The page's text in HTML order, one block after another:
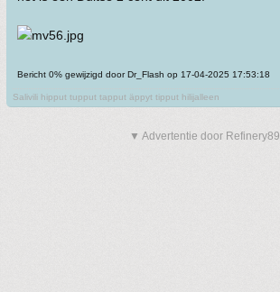
Bericht 0% gewijzigd door Dr_Flash op 17-04-2025 17:53:18
Salivili hipput tupput tapput äppyt tipput hilijalleen
▼ Advertentie door Refinery89